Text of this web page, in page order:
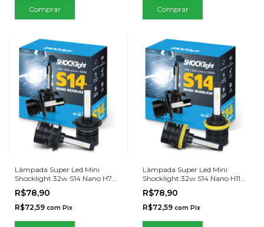
Lâmpada Super Led Mini
Shocklight 32w S14 Nano H7
6000k
R$78,90
R$72,59 com Pix
Lâmpada Super Led Mini
Shocklight 32w S14 Nano H11
6000k
R$78,90
R$72,59 com Pix